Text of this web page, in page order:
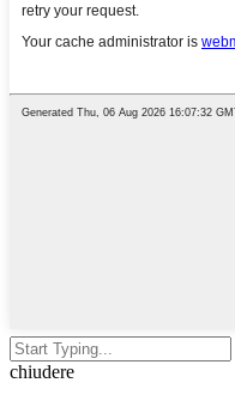
chiudere